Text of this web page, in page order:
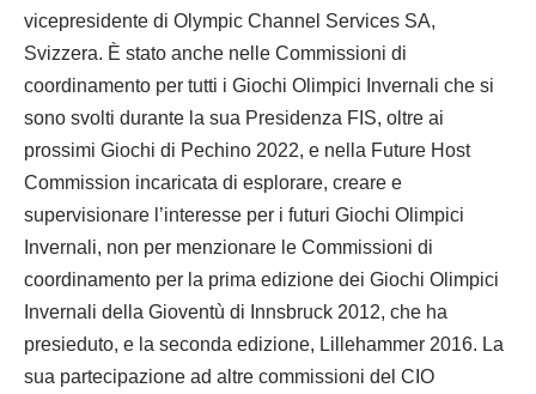
vicepresidente di Olympic Channel Services SA,
Svizzera. È stato anche nelle Commissioni di
coordinamento per tutti i Giochi Olimpici Invernali che si
sono svolti durante la sua Presidenza FIS, oltre ai
prossimi Giochi di Pechino 2022, e nella Future Host
Commission incaricata di esplorare, creare e
supervisionare l’interesse per i futuri Giochi Olimpici
Invernali, non per menzionare le Commissioni di
coordinamento per la prima edizione dei Giochi Olimpici
Invernali della Gioventù di Innsbruck 2012, che ha
presieduto, e la seconda edizione, Lillehammer 2016. La
sua partecipazione ad altre commissioni del CIO